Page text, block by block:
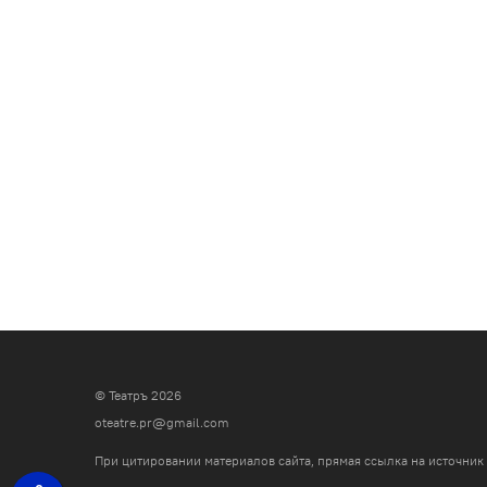
© Театръ 2026
oteatre.pr@gmail.com
При цитировании материалов сайта, прямая ссылка на источник